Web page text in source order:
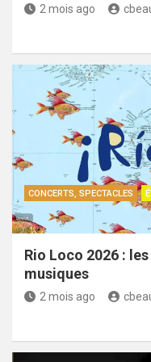
2 mois ago
CONCERTS, SPECTACLES
Rio Loco 2026 :
musiques
2 mois ago